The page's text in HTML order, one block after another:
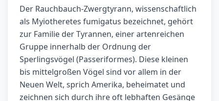
Der Rauchbauch-Zwergtyrann, wissenschaftlich
als Myiotheretes fumigatus bezeichnet, gehört
zur Familie der Tyrannen, einer artenreichen
Gruppe innerhalb der Ordnung der
Sperlingsvögel (Passeriformes). Diese kleinen
bis mittelgroßen Vögel sind vor allem in der
Neuen Welt, sprich Amerika, beheimatet und
zeichnen sich durch ihre oft lebhaften Gesänge